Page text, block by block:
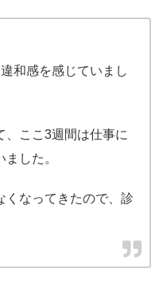
和感を感じていまし
、ここ3週間は仕事に
した。
くなってきたので、診